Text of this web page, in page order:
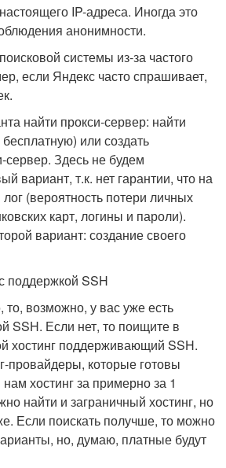
IP-адреса. Иногда это
анонимности.
системы из-за частого
если Яндекс часто спрашивает,
найти прокси-сервер: найти
или создать
сервер. Здесь не будем
вариант, т.к. нет гарантии, что на
(вероятность потери личных
карт, логины и пароли).
вариант: создание своего
поддержкой SSH
возможно, у вас уже есть
SSH. Если нет, то поищите в
хостинг поддерживающий SSH.
провайдеры, которые готовы
хостинг за примерно за 1
найти и заграничный хостинг, но
Если поискать получше, то можно
но, думаю, платные будут